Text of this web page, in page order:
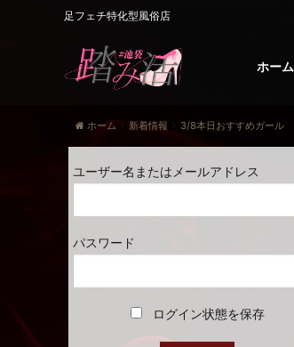
足フェチ特化型風俗店
ホーム
ホーム 新着情報 3/8本日おすすめガール
ユーザー名またはメールアドレス
パスワード
ログイン状態を保存